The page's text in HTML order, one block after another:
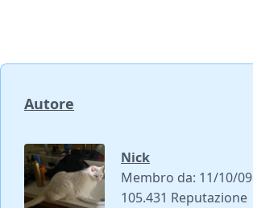
Autore
Nick
Membro da: 11/10/09
105.431 Reputazione